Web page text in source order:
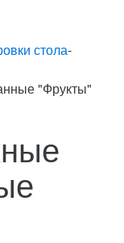
стола-
"Фрукты"